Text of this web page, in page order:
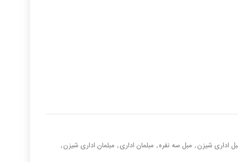
اداری شیزن, مبل سه نفره, مبلمان اداری, مبلمان اداری شیزن,